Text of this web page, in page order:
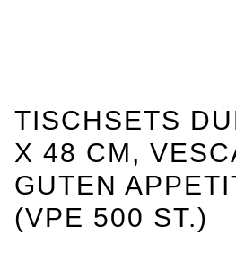
TISCHSETS
X 48 CM,
GUTEN
(VPE 500 ST.)